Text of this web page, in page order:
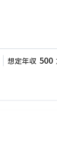
想定年収 500